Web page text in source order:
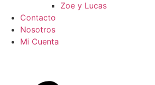
Zoe y Lucas
Contacto
Nosotros
Mi Cuenta